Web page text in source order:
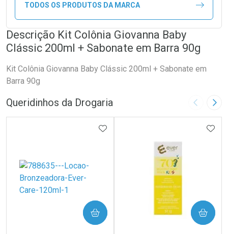
TODOS OS PRODUTOS DA MARCA
Descrição Kit Colônia Giovanna Baby
Clássic 200ml + Sabonate em Barra 90g
Kit Colônia Giovanna Baby Clássic 200ml + Sabonate em
Barra 90g
Queridinhos da Drogaria Imagem
ADICIONAR AOS FAVORITOS
COMPRAR COMPRAR